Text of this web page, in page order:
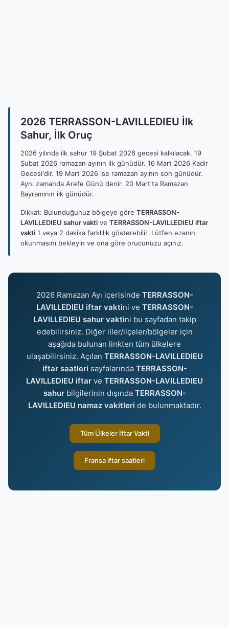
2026 TERRASSON-LAVILLEDIEU İlk
Sahur, İlk Oruç
2026 yılında ilk sahur 19 Şubat 2026 gecesi kalkılacak. 19
Şubat 2026 ramazan ayının ilk günüdür. 16 Mart 2026 Kadir
Gecesi'dir. 19 Mart 2026 ise ramazan ayının son günüdür.
Aynı zamanda Arefe Günü denir. 20 Mart'ta Ramazan
Bayramının ilk günüdür.
Dikkat: Bulunduğunuz bölgeye göre TERRASSON-
LAVILLEDIEU sahur vakti ve TERRASSON-LAVILLEDIEU iftar
vakti 1 veya 2 dakika farklılık gösterebilir. Lütfen ezanın
okunmasını bekleyin ve ona göre orucunuzu açınız.
2026 Ramazan Ayı içerisinde TERRASSON-
LAVILLEDIEU iftar vaktini ve TERRASSON-
LAVILLEDIEU sahur vaktini bu sayfadan takip
edebilirsiniz. Diğer iller/ilçeler/bölgeler için
aşağıda bulunan linkten tüm ülkelere
ulaşabilirsiniz. Açılan TERRASSON-LAVILLEDIEU
iftar saatleri sayfalarında TERRASSON-
LAVILLEDIEU iftar ve TERRASSON-LAVILLEDIEU
sahurbilgilerinin dışında TERRASSON-
LAVILLEDIEU namaz vakitleri de bulunmaktadır.
Tüm Ülkeler İftar Vakti
Fransa iftar saatleri